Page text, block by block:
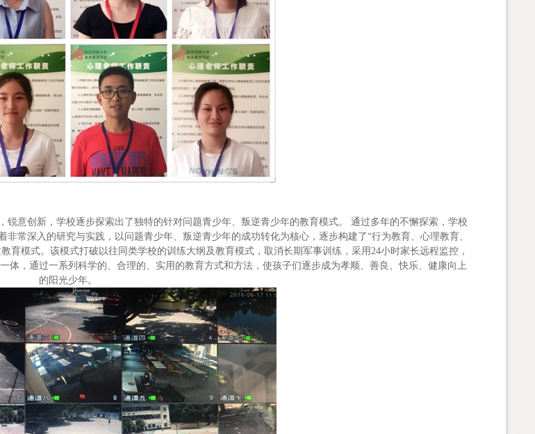
意创新，学校逐步探索出了独特的针对问题青少年、叛逆青少年的教育模式。 通过多年的不懈探索，学校
常深入的研究与实践，以问题青少年、叛逆青少年的成功转化为核心，逐步构建了“行为教育、心理教育、
育模式。该模式打破以往同类学校的训练大纲及教育模式，取消长期军事训练，采用24小时家长远程监控，
，通过一系列科学的、合理的、实用的教育方式和方法，使孩子们逐步成为孝顺、善良、快乐、健康向上
的阳光少年。